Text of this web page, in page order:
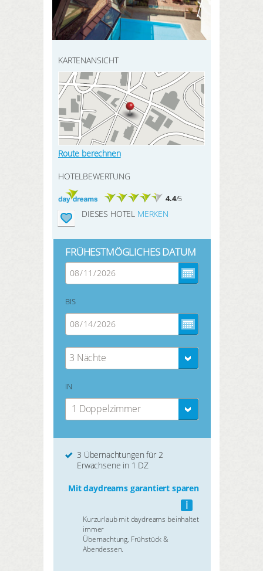
HIER REGISTRIEREN
Meine Buchungen
Meine Produkte
Meine Hotels
ANMELDEN
SUCHEN
KARTENANSICHT
Route berechnen
HOTELBEWERTUNG
4.4/5
DIESES HOTEL MERKEN
FRÜHESTMÖGLICHES DATUM
BIS
3 Nächte
IN
1 Doppelzimmer
3 Übernachtungen für 2
Erwachsene in 1 DZ
Mit daydreams garantiert sparen
i
Kurzurlaub mit daydreams beinhaltet
immer
Übernachtung, Frühstück &
Abendessen.